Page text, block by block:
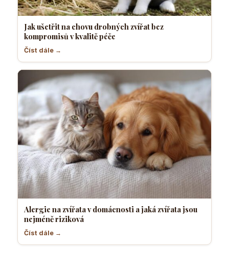
Jak ušetřit na chovu drobných zvířat bez
kompromisů v kvalitě péče
Číst dále →
Alergie na zvířata v domácnosti a jaká zvířata jsou
nejméně riziková
Číst dále →